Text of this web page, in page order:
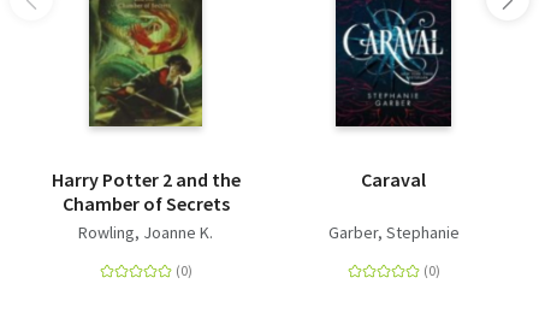
Harry Potter 2 and the
Chamber of Secrets
Rowling, Joanne K.
Caraval
Garber, Stephanie